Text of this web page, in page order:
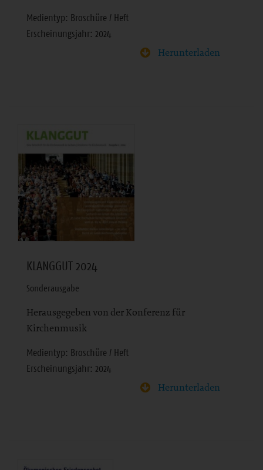
Medientyp: Broschüre / Heft
Erscheinungsjahr: 2024
Herunterladen
KLANGGUT 2024
Sonderausgabe
Herausgegeben von der Konferenz für
Kirchenmusik
Medientyp: Broschüre / Heft
Erscheinungsjahr: 2024
Herunterladen